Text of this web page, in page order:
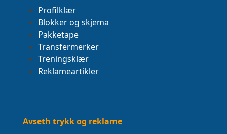
Profilklær
Blokker og skjema
Pakketape
Transfermerker
Treningsklær
Reklameartikler
Avseth trykk og reklame